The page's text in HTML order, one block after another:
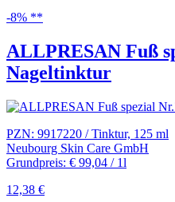
-8% **
ALLPRESAN Fuß
Nageltinktur
PZN: 9917220 / Tinktur, 125 ml
Neubourg Skin Care GmbH
Grundpreis: € 99,04 / 1l
12,38 €